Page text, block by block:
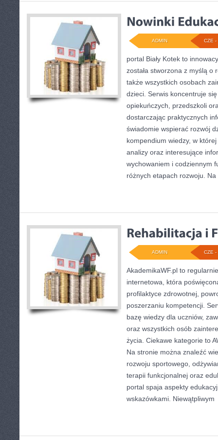
CZE -
ADMIN
portal Biały Kotek to
została stworzona z myślą o
także wszystkich osobach
dzieci. Serwis koncentruje
opiekuńczych, przedszkoli
dostarczając praktycznych
świadomie wspierać rozwój
kompendium wiedzy, w
analizy oraz interesujące
wychowaniem i codziennym
różnych etapach rozwoju. Na
CZE -
ADMIN
AkademikaWF.pl to
internetowa, która
profilaktyce zdrowotnej,
poszerzaniu kompetencji.
bazę wiedzy dla uczniów,
oraz wszystkich osób
życia. Ciekawe kategorie to
Na stronie można znaleźć
rozwoju sportowego,
terapii funkcjonalnej oraz
portal spaja aspekty
wskazówkami. Niewątpliwym